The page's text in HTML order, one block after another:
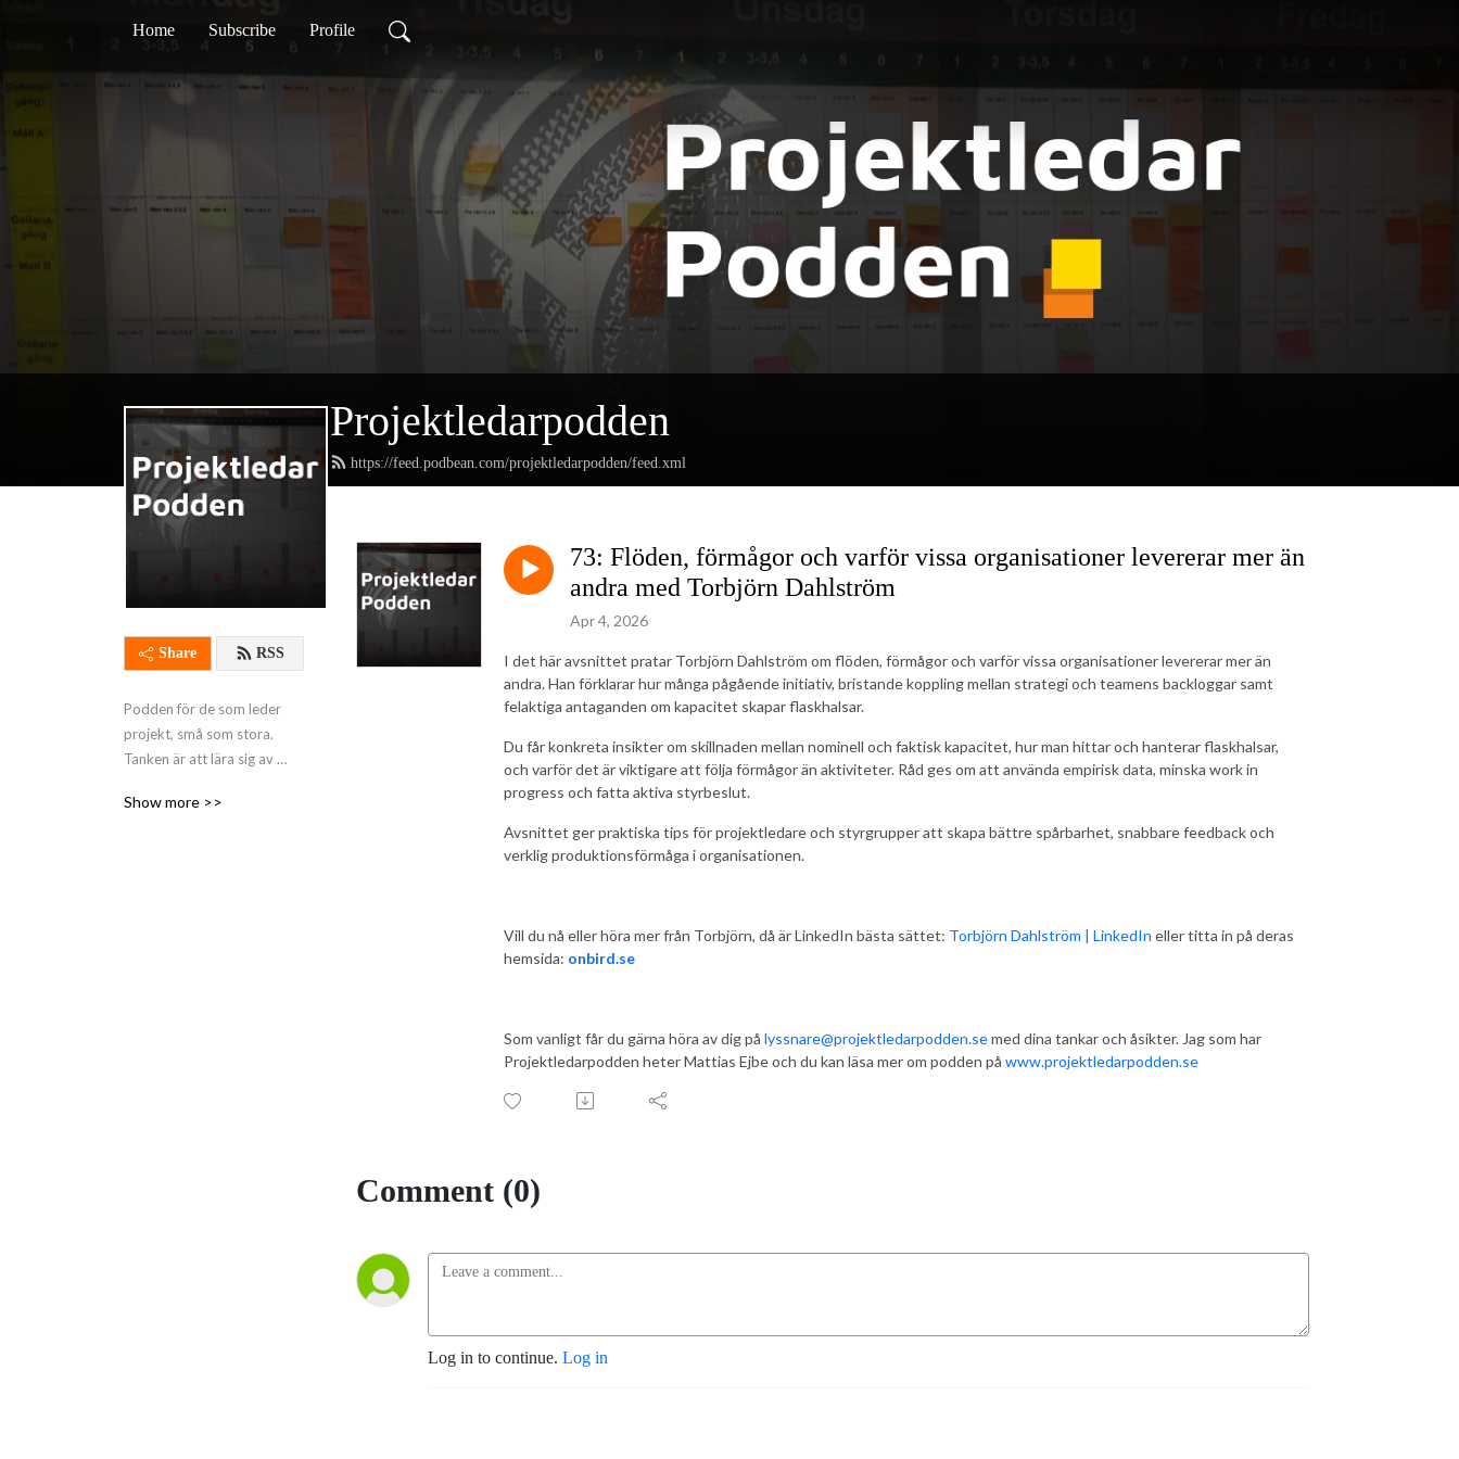
Home Subscribe Profile
Projektledarpodden
https://feed.podbean.com/projektledarpodden/feed.xml
Share RSS
Podden för de som leder
projekt, små som stora.
Tanken är att lära sig av
samma misstag.
Show more >>
73: Flöden, förmågor och varför vissa organisationer levererar mer än
andra med Torbjörn Dahlström
Apr 4, 2026
I det här avsnittet pratar Torbjörn Dahlström om flöden, förmågor och varför vissa organisationer levererar mer än
andra. Han förklarar hur många pågående initiativ, bristande koppling mellan strategi och teamens backloggar samt
felaktiga antaganden om kapacitet skapar flaskhalsar.
Du får konkreta insikter om skillnaden mellan nominell och faktisk kapacitet, hur man hittar och hanterar flaskhalsar,
och varför det är viktigare att följa förmågor än aktiviteter. Råd ges om att använda empirisk data, minska work in
progress och fatta aktiva styrbeslut.
Avsnittet ger praktiska tips för projektledare och styrgrupper att skapa bättre spårbarhet, snabbare feedback och
verklig produktionsförmåga i organisationen.
Vill du nå eller höra mer från Torbjörn, då är LinkedIn bästa sättet: Torbjörn Dahlström | LinkedIn eller titta in på deras
hemsida: onbird.se
Som vanligt får du gärna höra av dig på lyssnare@projektledarpodden.semed dina tankar och åsikter. Jag som har
Projektledarpodden heter Mattias Ejbe och du kan läsa mer om podden på www.projektledarpodden.se
Comment (0)
Log in to continue. Log in